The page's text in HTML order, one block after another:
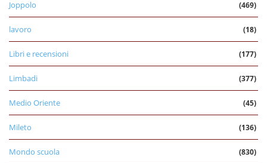
Joppolo (469)
lavoro (18)
Libri e recensioni (177)
Limbadi (377)
Medio Oriente (45)
Mileto (136)
Mondo scuola (830)